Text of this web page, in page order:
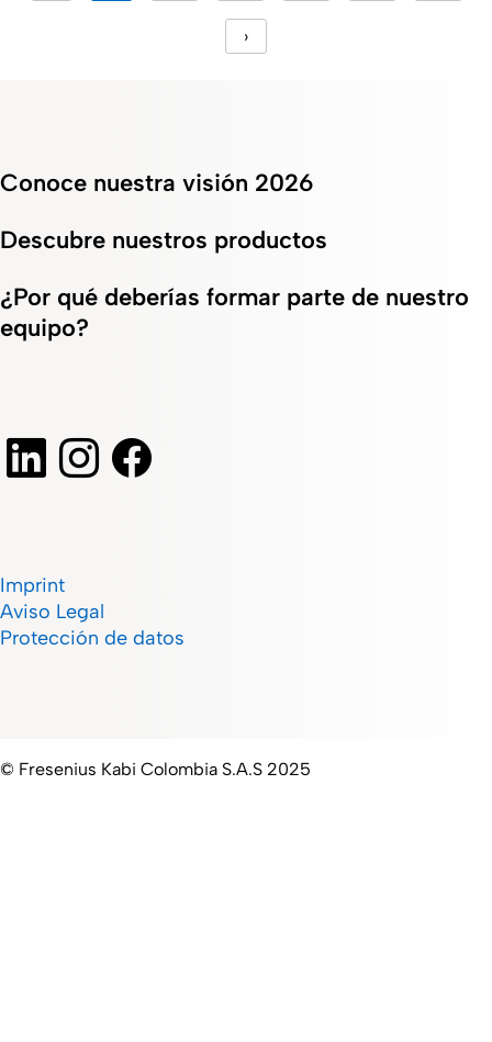
›
Conoce nuestra visión 2026
Descubre nuestros productos
¿Por qué deberías formar parte de nuestro
equipo?
Imprint
Aviso Legal
Protección de datos
© Fresenius Kabi Colombia S.A.S 2025